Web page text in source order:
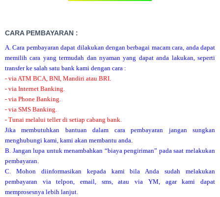
CARA PEMBAYARAN :
A. Cara pembayaran dapat dilakukan dengan berbagai macam cara, anda dapat
memilih cara yang termudah dan nyaman yang dapat anda lakukan, seperti
transfer ke salah satu bank kami dengan cara :
- via ATM BCA, BNI, Mandiri atau BRI.
- via Internet Banking.
- via Phone Banking.
- via SMS Banking.
- Tunai melalui teller di setiap cabang bank.
Jika membutuhkan bantuan dalam cara pembayaran jangan sungkan
menghubungi kami, kami akan membantu anda.
B. Jangan lupa untuk menambahkan “biaya pengiriman” pada saat melakukan
pembayaran.
C. Mohon diinformasikan kepada kami bila Anda sudah melakukan
pembayaran via telpon, email, sms, atau via YM, agar kami dapat
memprosesnya lebih lanjut.